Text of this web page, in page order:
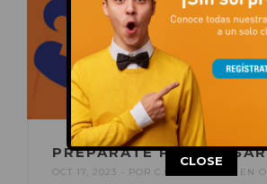
PREPÁRATE PARA
OCT 17, 2023 POR C.C. AUGUSTA EN
This popup will close in:
CLOSE